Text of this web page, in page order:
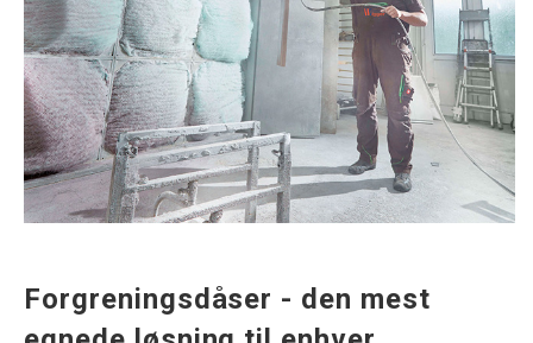
Forgreningsdåser - den mest